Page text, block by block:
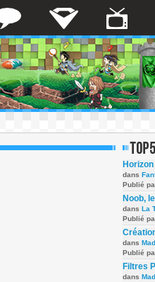
dans
Publié
Noob,
dans La
Publié
dans
Publié
Filtres
dans